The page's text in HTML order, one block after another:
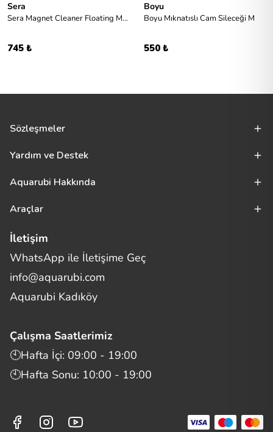
Sera
Sera Magnet Cleaner Floating Mıknatıslı Cam Temizleyici XS
745 ₺
Boyu
Boyu Mıknatıslı Cam Sileceği M
550 ₺
Sözleşmeler
Yardım ve Destek
Aquarubi Hakkında
Araçlar
İletişim
WhatsApp ile İletişime Geç
info@aquarubi.com
Aquarubi Kadıköy
Çalışma Saatlerimiz
🕙Hafta İçi: 09:00 - 19:00
🕙Hafta Sonu: 10:00 - 19:00
Merhaba! Size nasıl yardımcı
olabilirim?
Bilgi
Müşteri Destek